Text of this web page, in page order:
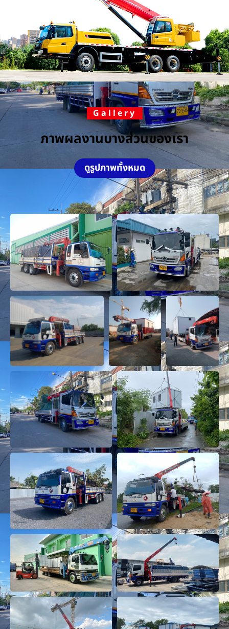
Gallery
ภาพผลงานบางส่วนของเรา
ดูรูปภาพทั้งหมด